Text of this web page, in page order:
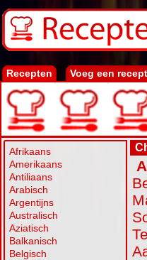
Recepten Voeg een
Afrikaans
Amerikaans
Antiliaans
Arabisch
Argentijns
Australisch
Aziatisch
Balkanisch
Belgisch